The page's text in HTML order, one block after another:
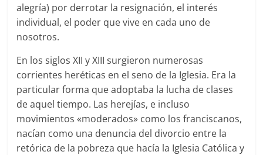
alegría) por derrotar la resignación, el interés
individual, el poder que vive en cada uno de
nosotros.
En los siglos XII y XIII surgieron numerosas
corrientes heréticas en el seno de la Iglesia. Era la
particular forma que adoptaba la lucha de clases
de aquel tiempo. Las herejías, e incluso
movimientos «moderados» como los franciscanos,
nacían como una denuncia del divorcio entre la
retórica de la pobreza que hacía la Iglesia Católica y